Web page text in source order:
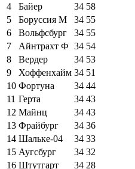
4
Байер 34 58
5
Боруссия М 34 55
6
Вольфсбург 34 55
7
Айнтрахт Ф 34 54
8
Вердер 34 53
9
Хоффенхайм 34 51
10 Фортуна 34 44
11 Герта 34 43
12 Майнц 34 43
13 Фрайбург 34 36
14 Шальке-04 34 33
15 Аугсбург 34 32
16 Штутгарт 34 28